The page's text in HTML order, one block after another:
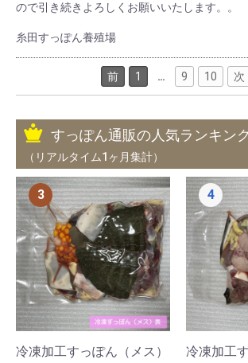
ので引き続きよろしくお願いいたします。。
糸田すっぽん養殖場
前 1 … 9 10 次
すっぽん通販の人気ランキン
（リアルタイム1ヶ月集計）
冷凍加工すっぽん（メス）
3
冷凍加工
4